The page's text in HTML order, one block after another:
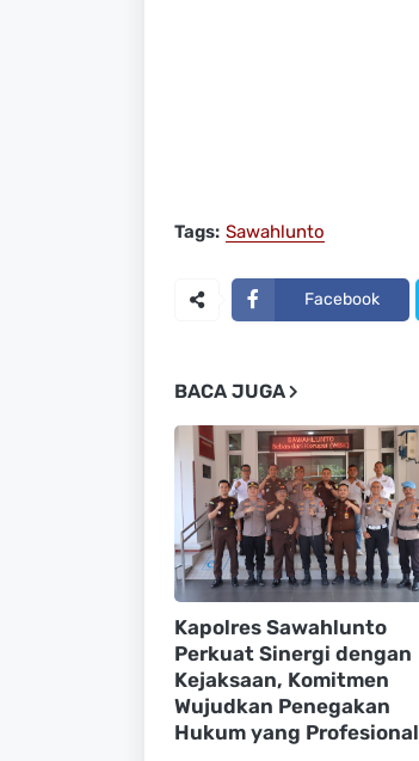
Tags: Sawahlunto
Facebook
BACA JUGA
Kapolres Sawahlunto
Perkuat Sinergi dengan
Kejaksaan, Komitmen
Wujudkan Penegakan
Hukum yang Profesional